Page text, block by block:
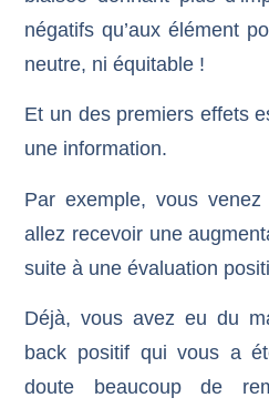
négatifs qu’aux élément
neutre, ni équitable !
Et un des premiers effets
une information.
Par exemple, vous venez
allez recevoir une
suite à une évaluation
Déjà, vous avez eu du
back positif qui vous a
doute beaucoup de